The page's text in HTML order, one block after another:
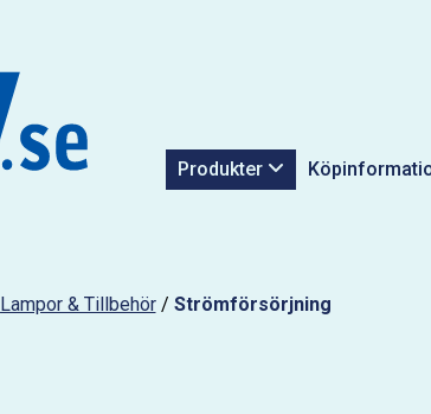
Produkter
Lampor & Tillbehör/ Strömförsörjning